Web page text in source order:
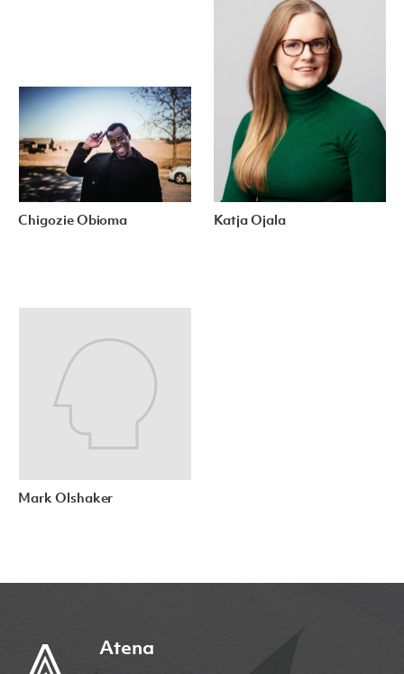
Chigozie Obioma Katja Ojala
Mark Olshaker
Atena